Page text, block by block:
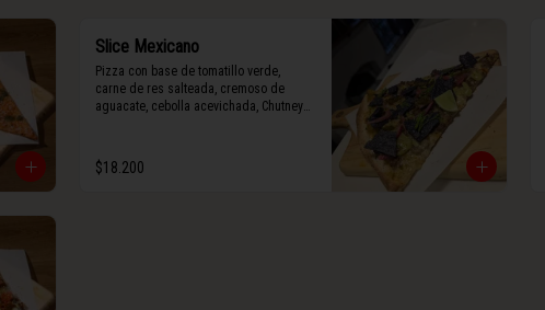
Slice Mexicano
Pizza con base de tomatillo verde,
carne de res salteada, cremoso de
aguacate, cebolla acevichada, Chutney
$18.200